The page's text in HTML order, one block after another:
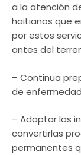
a la atención
haitianos que
por estos
antes del
– Continua
de
– Adaptar las
convertirlas
permanentes